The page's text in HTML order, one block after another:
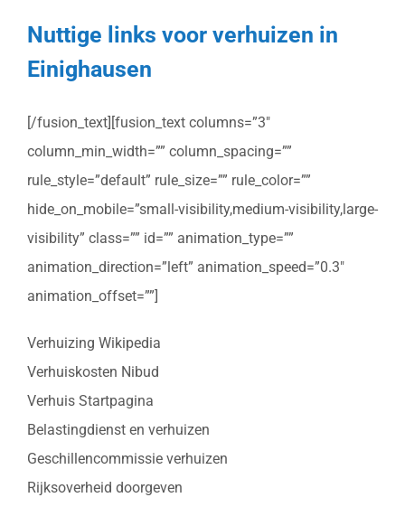
Nuttige links voor verhuizen in
Einighausen
[/fusion_text][fusion_text columns=”3″
column_min_width=”” column_spacing=””
rule_style=”default” rule_size=”” rule_color=””
hide_on_mobile=”small-visibility,medium-visibility,large-
visibility” class=”” id=”” animation_type=””
animation_direction=”left” animation_speed=”0.3″
animation_offset=””]
Verhuizing Wikipedia
Verhuiskosten Nibud
Verhuis Startpagina
Belastingdienst en verhuizen
Geschillencommissie verhuizen
Rijksoverheid doorgeven